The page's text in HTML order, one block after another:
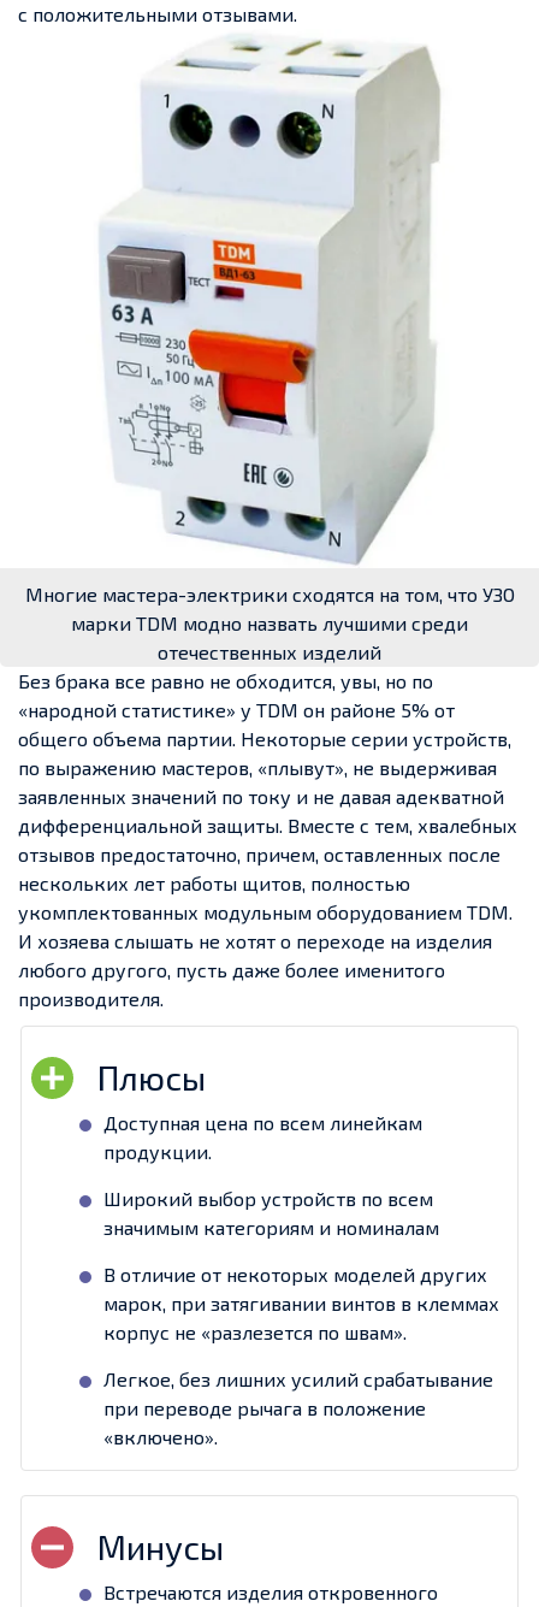
с положительными отзывами.
Многие мастера-электрики сходятся на том, что УЗО
марки TDM модно назвать лучшими среди
отечественных изделий
Без брака все равно не обходится, увы, но по
«народной статистике» у TDM он районе 5% от
общего объема партии. Некоторые серии устройств,
по выражению мастеров, «плывут», не выдерживая
заявленных значений по току и не давая адекватной
дифференциальной защиты. Вместе с тем, хвалебных
отзывов предостаточно, причем, оставленных после
нескольких лет работы щитов, полностью
укомплектованных модульным оборудованием TDM.
И хозяева слышать не хотят о переходе на изделия
любого другого, пусть даже более именитого
производителя.
Доступная цена по всем линейкам
продукции.
Широкий выбор устройств по всем
значимым категориям и номиналам
В отличие от некоторых моделей других
марок, при затягивании винтов в клеммах
корпус не «разлезется по швам».
Легкое, без лишних усилий срабатывание
при переводе рычага в положение
«включено».
Встречаются изделия откровенного